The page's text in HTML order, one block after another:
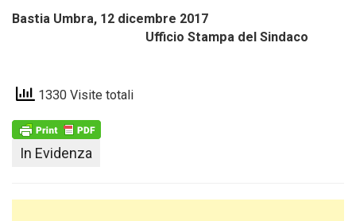
Bastia Umbra, 12 dicembre 2017
Ufficio Stampa del Sindaco
1330 Visite totali
In Evidenza